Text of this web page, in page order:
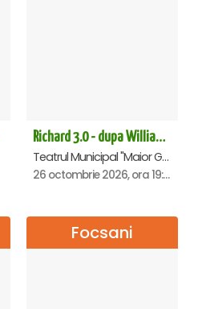
Richard 3.0 - dupa William Shakespeare - Premiera - Focsani
Teatrul Municipal "Maior Gh. Pastia", Focsani
26 octombrie 2026, ora 19:00
Focsani